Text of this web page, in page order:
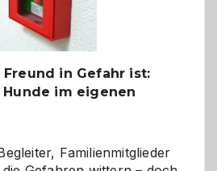
in Gefahr ist:
im eigenen
Familienmitglieder